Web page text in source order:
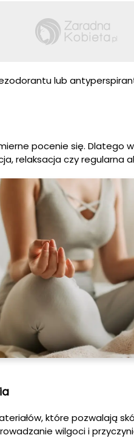
lub
pocenie się. Dlatego
relaksacja czy regularna
które pozwalają
wilgoci i